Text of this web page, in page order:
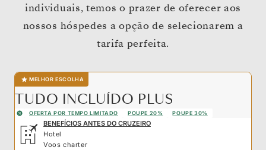
individuais, temos o prazer de oferecer aos
nossos hóspedes a opção de selecionarem a
tarifa perfeita.
MELHOR ESCOLHA
TUDO INCLUÍDO PLUS
OFERTA POR TEMPO LIMITADO POUPE 20% POUPE 30%
BENEFÍCIOS ANTES DO CRUZEIRO
Hotel
Voos charter